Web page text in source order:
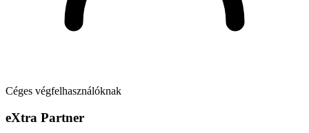
Céges végfelhasználóknak
eXtra Partner